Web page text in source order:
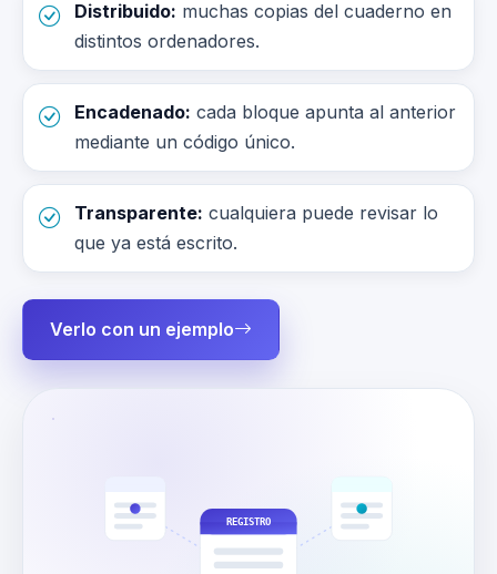
Distribuido: muchas copias del cuaderno en
distintos ordenadores.
Encadenado: cada bloque apunta al anterior
mediante un código único.
Transparente: cualquiera puede revisar lo
que ya está escrito.
Verlo con un ejemplo
REGISTRO